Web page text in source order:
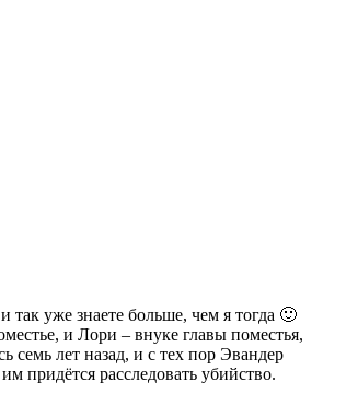
так уже знаете больше, чем я тогда 🙂
и Лори – внуке главы поместья,
семь лет назад, и с тех пор Эвандер
придётся расследовать убийство.